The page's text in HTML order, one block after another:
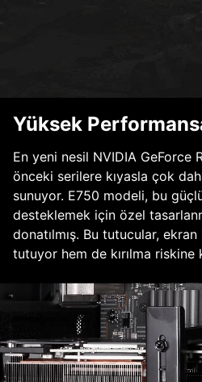
Yüksek
En yeni nesil NVIDIA GeForce
önceki serilere kıyasla çok
sunuyor. E750 modeli, bu
desteklemek için özel
donatılmış. Bu tutucular,
tutuyor hem de kırılma riskine